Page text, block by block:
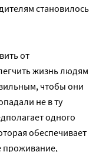
становилось
от
жизнь людям
чтобы они
не в ту
одного
обеспечивает
проживание,